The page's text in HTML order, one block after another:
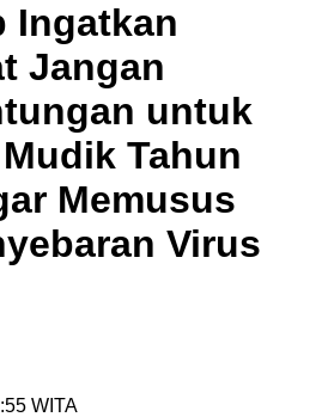
Ingatkan
Jangan
untuk
Tahun
Memusus
Virus
WITA